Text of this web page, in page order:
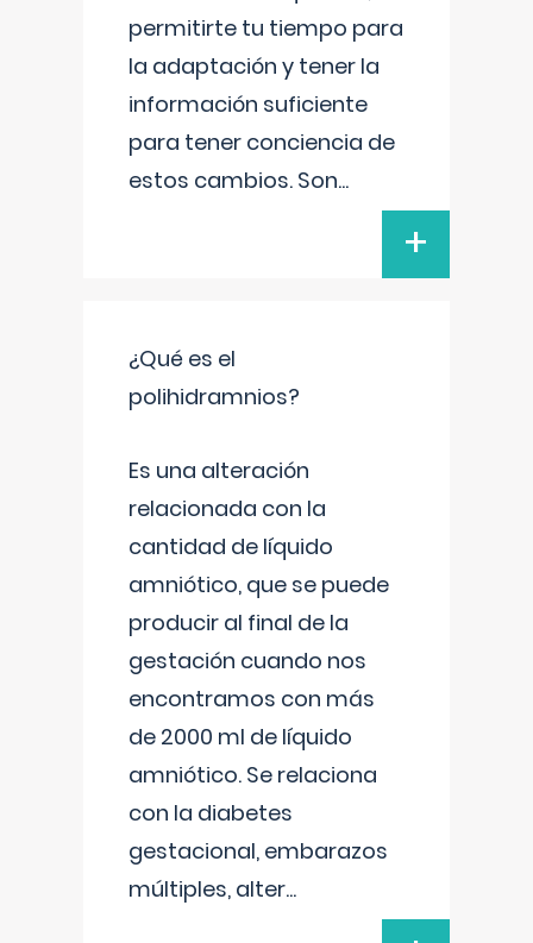
permitirte tu tiempo para
la adaptación y tener la
información suficiente
para tener conciencia de
estos cambios. Son...
+
¿Qué es el
polihidramnios?
Es una alteración
relacionada con la
cantidad de líquido
amniótico, que se puede
producir al final de la
gestación cuando nos
encontramos con más
de 2000 ml de líquido
amniótico. Se relaciona
con la diabetes
gestacional, embarazos
múltiples, alter...